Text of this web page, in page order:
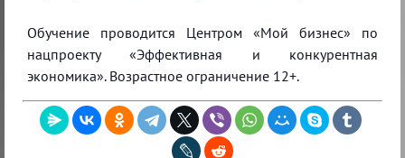
Обучение проводится Центром «Мой бизнес» по
нацпроекту «Эффективная и конкурентная
экономика». Возрастное ограничение 12+.